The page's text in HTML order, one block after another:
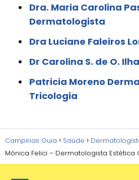
Dra. Maria Carolina
Dermatologista
Dra Luciane Faleiros
Dr Carolina S. de O. Ilha
Patricia Moreno
Tricologia
Campinas Guia Saúde
Mônica Felici – Dermatologista Estética